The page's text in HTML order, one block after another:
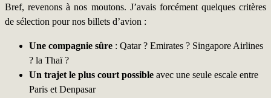
Bref, revenons à nos moutons. J’avais forcément quelques critères
de sélection pour nos billets d’avion :
Une compagnie sûre : Qatar ? Emirates ? Singapore Airlines
? la Thaï ?
Un trajet le plus court possible avec une seule escale entre
Paris et Denpasar